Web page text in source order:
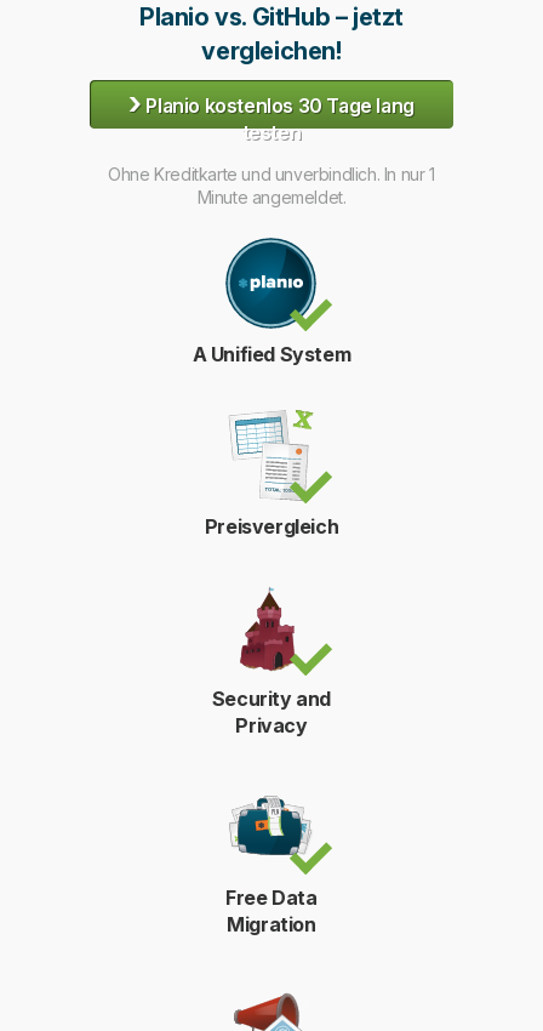
Planio vs. GitHub – jetzt
vergleichen!
›Planio kostenlos 30 Tage lang
testen
Ohne Kreditkarte und unverbindlich. In nur 1
Minute angemeldet.
A Unified System
Preisvergleich
Security and
Privacy
Free Data
Migration